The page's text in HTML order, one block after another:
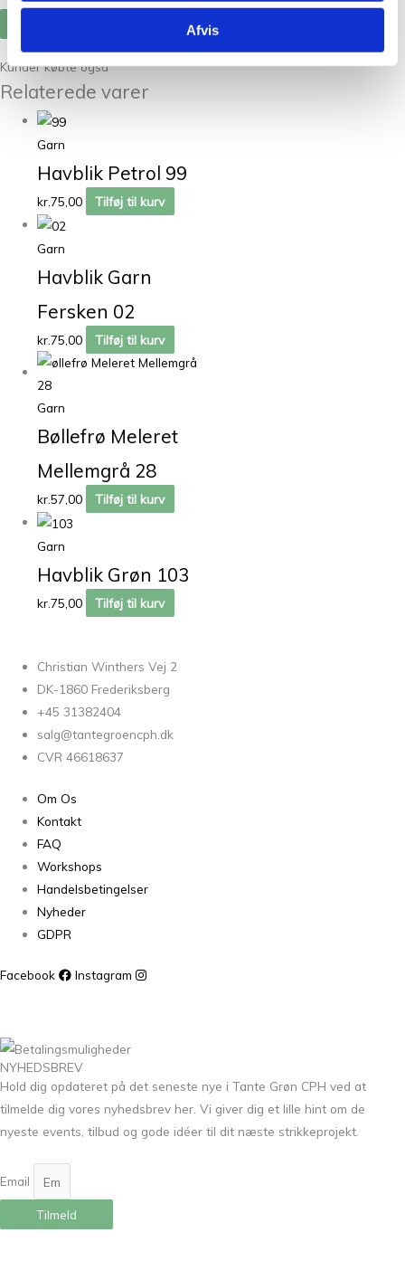
Afvis
Kunder købte også
Relaterede varer
Garn
Havblik Petrol 99
kr.75,00 Tilføj til kurv
Garn
Havblik Garn
Fersken 02
kr.75,00 Tilføj til kurv
Garn
Bøllefrø Meleret
Mellemgrå 28
kr.57,00 Tilføj til kurv
Garn
Havblik Grøn 103
kr.75,00 Tilføj til kurv
Christian Winthers Vej 2
DK-1860 Frederiksberg
+45 31382404
salg@tantegroencph.dk
CVR 46618637
Om Os
Kontakt
FAQ
Workshops
Handelsbetingelser
Nyheder
GDPR
Facebook Instagram
NYHEDSBREV
Hold dig opdateret på det seneste nye i Tante Grøn CPH ved at
tilmelde dig vores nyhedsbrev her. Vi giver dig et lille hint om de
nyeste events, tilbud og gode idéer til dit næste strikkeprojekt.
Email
Tilmeld